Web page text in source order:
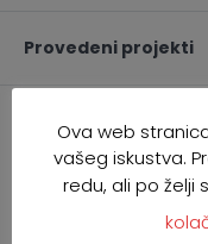
Provedeni projekti
Dokumenti
Programsko
Strateški
Ova web
vašeg iskustva.
redu, ali po želji